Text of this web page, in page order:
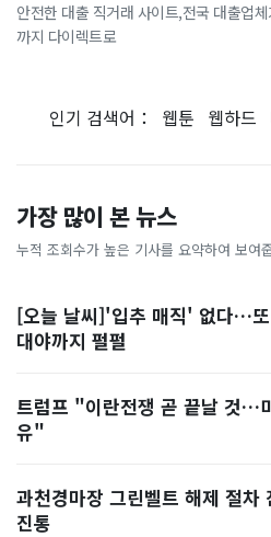
안전한 대출 직거래 사이트,전국 대출업
까지 다이렉트로
인기 검색어： 웹툰 웹하드
가장 많이 본 뉴스
누적 조회수가 높은 기사를 요약하여 보여
[오늘 날씨]'입추 매직' 없다…
대야까지 펄펄
트럼프 "이란전쟁 곧 끝날 것…
유"
과천경마장 그린벨트 해제 절
진통